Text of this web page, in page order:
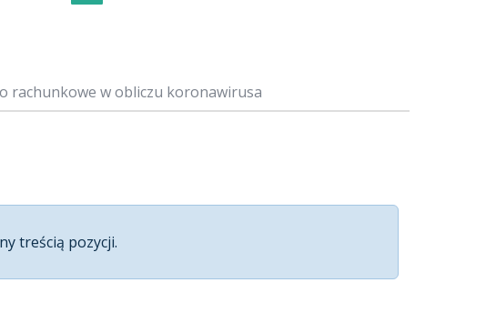
rachunkowe w obliczu koronawirusa
treścią pozycji.